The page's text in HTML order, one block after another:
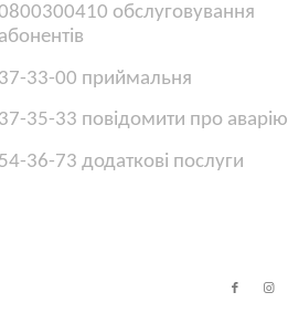
обслуговування
абонентів
37-33-00 приймальня
37-35-33 повідомити про аварію
54-36-73 додаткові послуги